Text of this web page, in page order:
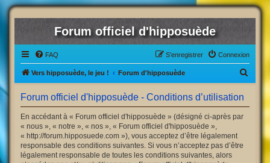
Forum officiel d'hipposuède
FAQ Connexion
S’enregistrer
Vers hipposuède, le jeu ! Forum d'hipposuède
Forum officiel d'hipposuède - Conditions d’utilisation
En accédant à « Forum officiel d'hipposuède » (désigné ci-après par
« nous », « notre », « nos », « Forum officiel d'hipposuède »,
« http://forum.hipposuede.com »), vous acceptez d’être légalement
responsable des conditions suivantes. Si vous n’acceptez pas d’être
légalement responsable de toutes les conditions suivantes, alors